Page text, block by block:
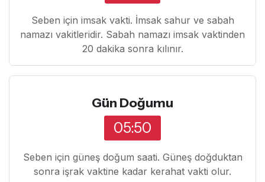
Seben için imsak vakti. İmsak sahur ve sabah
namazı vakitleridir. Sabah namazı imsak vaktinden
20 dakika sonra kılınır.
Gün Doğumu
05:50
Seben için güneş doğum saati. Güneş doğduktan
sonra işrak vaktine kadar kerahat vakti olur.